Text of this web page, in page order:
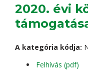
2020. évi
A kategória kódja:
Felhívás (pdf)